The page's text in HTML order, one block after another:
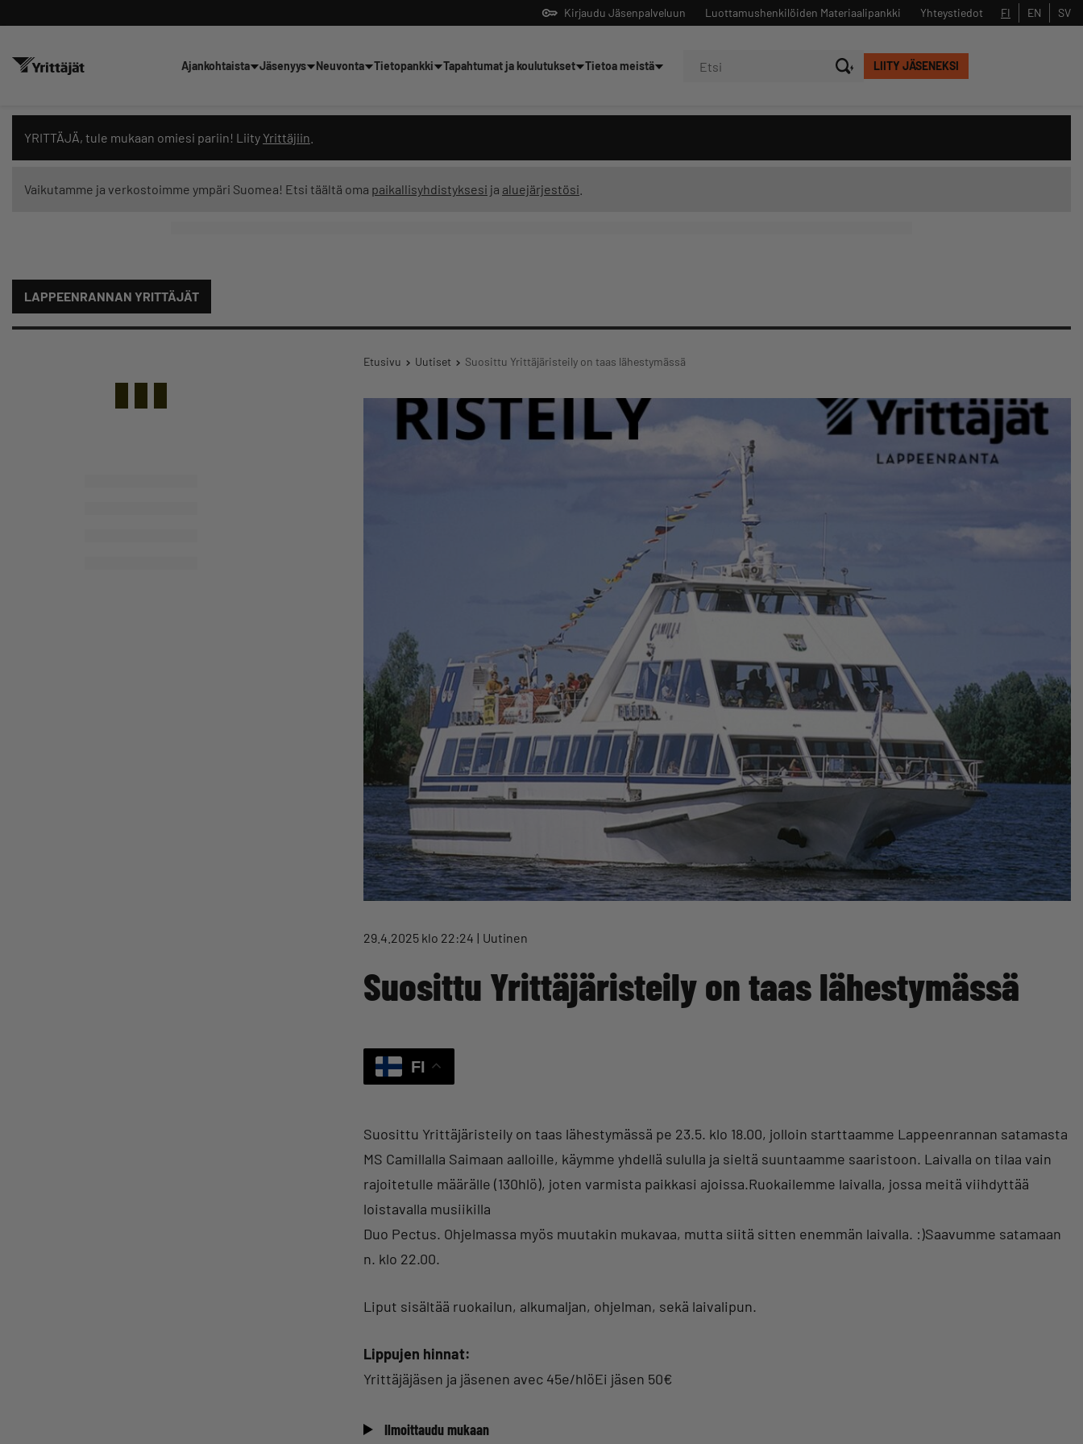
Kirjaudu Jäsenpalveluun Yhteystiedot
Luottamushenkilöiden Materiaalipankki FI EN SV
LIITY JÄSENEKSI
Ajankohtaista Jäsenyys Neuvonta Tietopankki Tapahtumat ja koulutukset Tietoa meistä
YRITTÄJÄ, tule mukaan omiesi pariin! Liity Yrittäjiin
Vaikutamme ja verkostoimme ympäri Suomea! Etsi täältä oma paikallisyhdistyksesi ja aluejärjestösi
LAPPEENRANNAN YRITTÄJÄT
Etusivu Uutiset Suosittu Yrittäjäristeily on taas lähestymässä
29.4.2025 klo 22:24 Uutinen
Suosittu Yrittäjäristeily on taas lähestymässä
FI
Suosittu Yrittäjäristeily on taas lähestymässä pe 23.5. klo 18.00, jolloin starttaamme Lappeenrannan satamasta
MS Camillalla Saimaan aalloille, käymme yhdellä sululla ja sieltä suuntaamme saaristoon. Laivalla on tilaa vain
rajoitetulle määrälle (130hlö), joten varmista paikkasi ajoissa.Ruokailemme laivalla, jossa meitä viihdyttää
loistavalla musiikilla
Duo Pectus. Ohjelmassa myös muutakin mukavaa, mutta siitä sitten enemmän laivalla. :)Saavumme satamaan
n. klo 22.00.
Liput sisältää ruokailun, alkumaljan, ohjelman, sekä laivalipun.
Lippujen hinnat:
Yrittäjäjäsen ja jäsenen avec 45e/hlöEi jäsen 50€
Ilmoittaudu mukaan
Sulje
Hae sivustolta tai kysy suoraan Yrittäjien tekoälyltä